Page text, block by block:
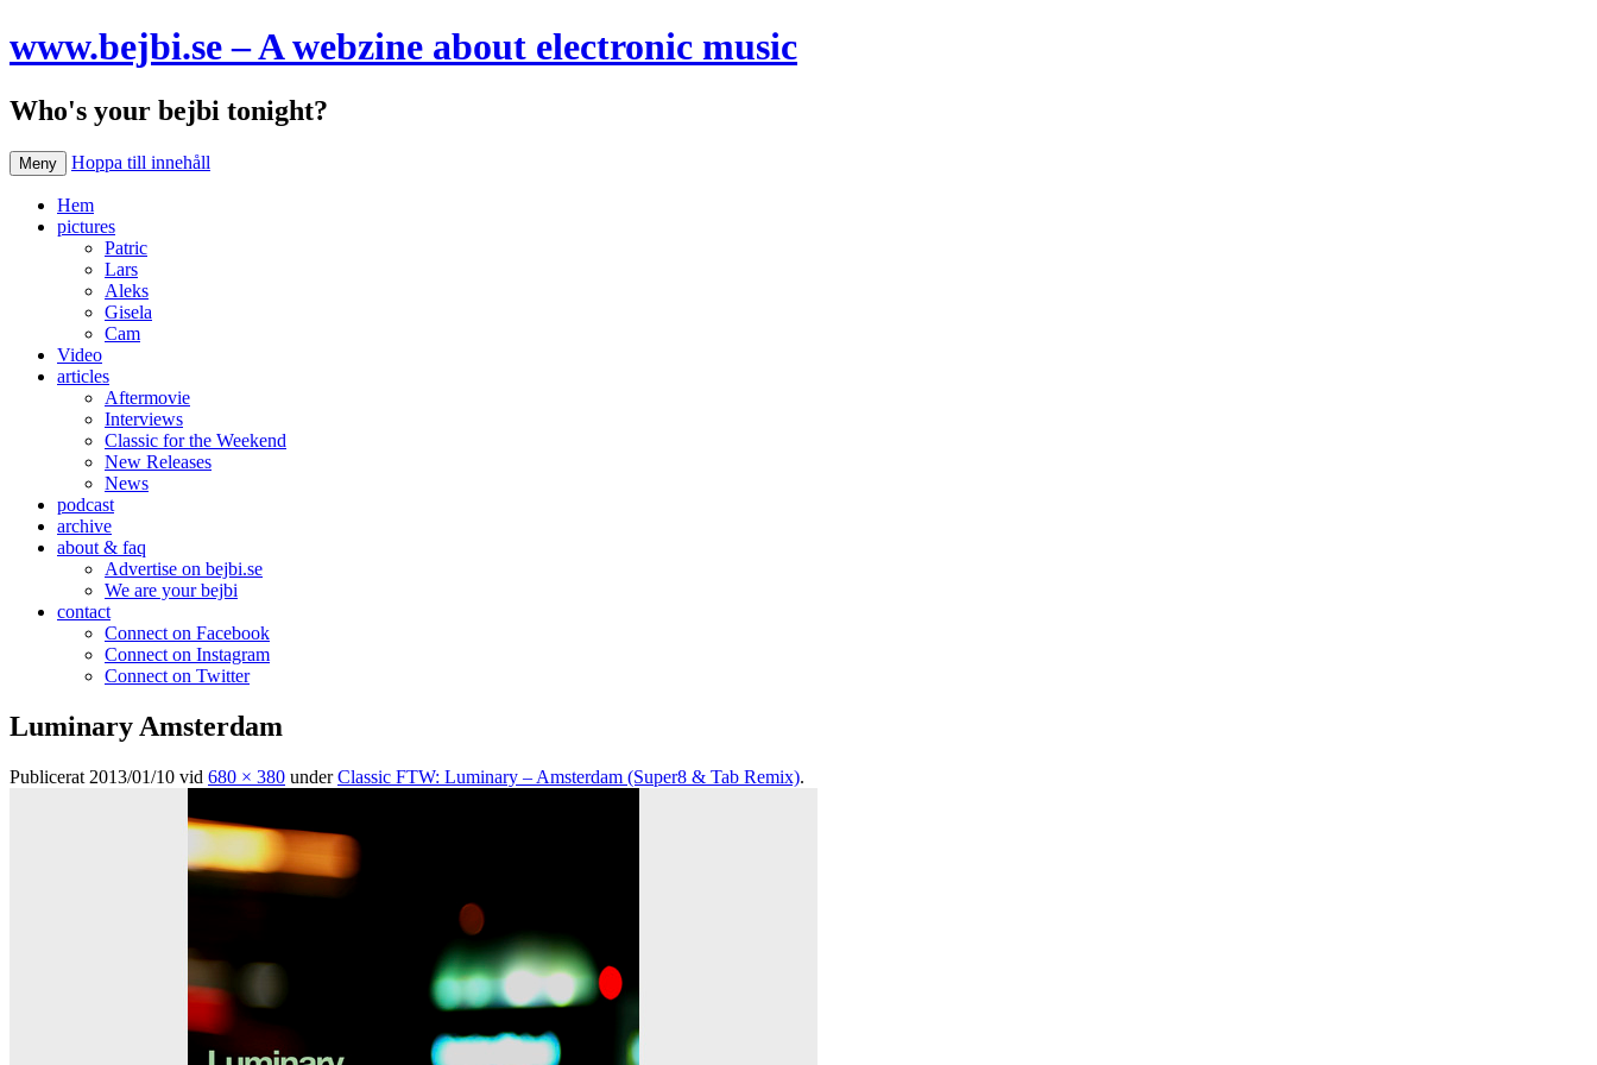
www.bejbi.se – A webzine about electronic music
Who's your bejbi tonight?
Meny Hoppa till innehåll
Hem
pictures
Patric
Lars
Aleks
Gisela
Cam
Video
articles
Aftermovie
Interviews
Classic for the Weekend
New Releases
News
podcast
archive
about & faq
Advertise on bejbi.se
We are your bejbi
contact
Connect on Facebook
Connect on Instagram
Connect on Twitter
Luminary Amsterdam
Publicerat 2013/01/10 vid 680 × 380 underClassic FTW: Luminary – Amsterdam (Super8 & Tab Remix).